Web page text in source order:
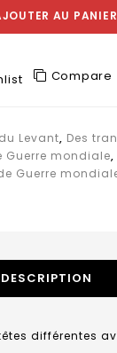
AU PANIER
Compare
Levant, Des
Guerre mondiale,
Guerre
DESCRIPTION
têtes différentes